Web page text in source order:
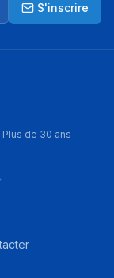
S'inscrire
de 30 ans